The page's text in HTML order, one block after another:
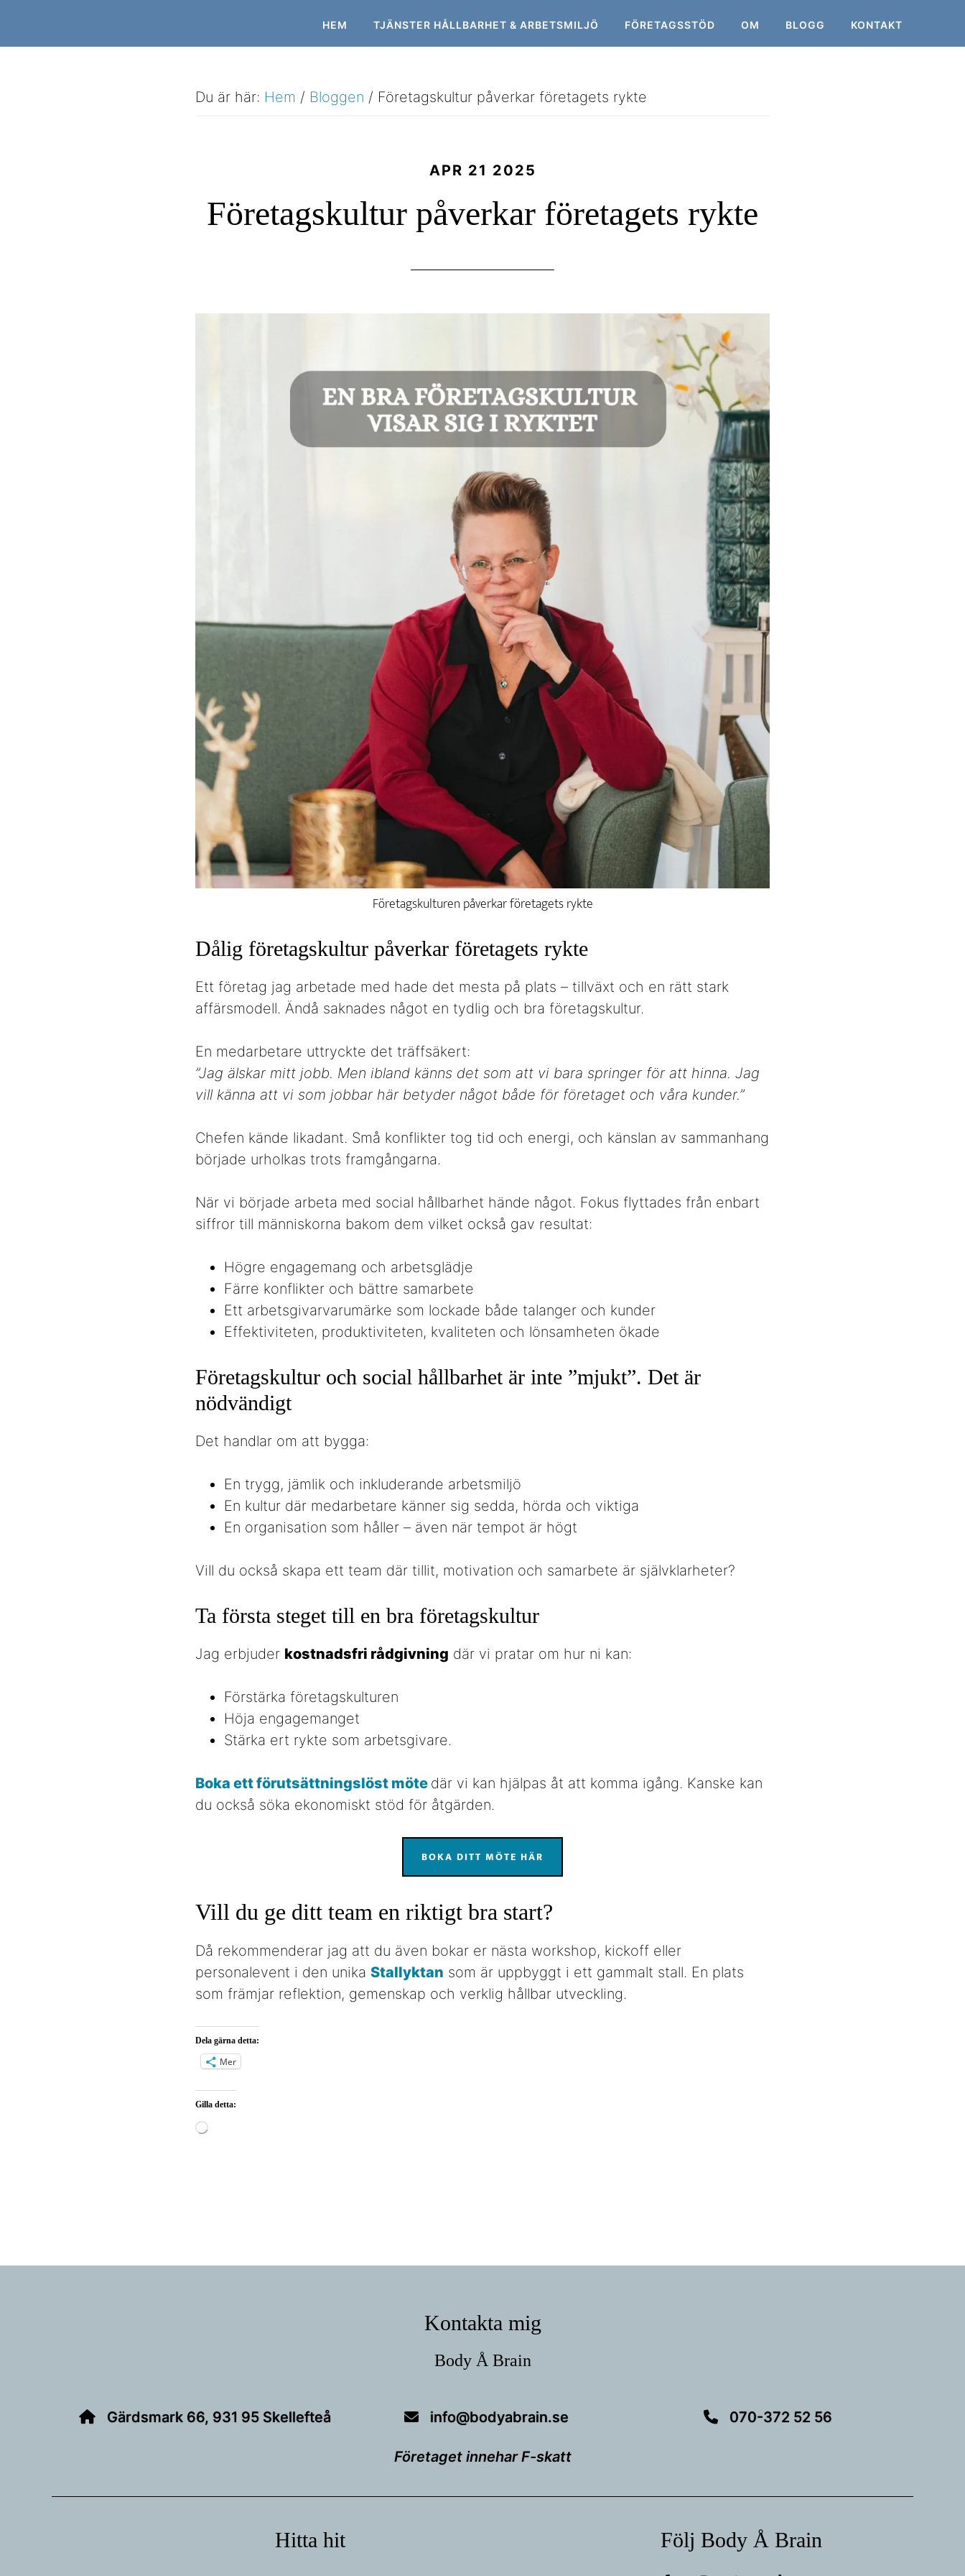
HEM TJÄNSTER HÅLLBARHET & ARBETSMILJÖ FÖRETAGSSTÖD OM BLOGG KONTAKT
Du är här: Hem / Bloggen / Företagskultur påverkar företagets rykte
APR 21 2025
Företagskultur påverkar företagets rykte
Företagskulturen påverkar företagets rykte
Dålig företagskultur påverkar företagets rykte
Ett företag jag arbetade med hade det mesta på plats – tillväxt och en rätt stark
affärsmodell. Ändå saknades något en tydlig och bra företagskultur.
En medarbetare uttryckte det träffsäkert:
”Jag älskar mitt jobb. Men ibland känns det som att vi bara springer för att hinna. Jag
vill känna att vi som jobbar här betyder något både för företaget och våra kunder.”
Chefen kände likadant. Små konflikter tog tid och energi, och känslan av sammanhang
började urholkas trots framgångarna.
När vi började arbeta med social hållbarhet hände något. Fokus flyttades från enbart
siffror till människorna bakom dem vilket också gav resultat:
Högre engagemang och arbetsglädje
Färre konflikter och bättre samarbete
Ett arbetsgivarvarumärke som lockade både talanger och kunder
Effektiviteten, produktiviteten, kvaliteten och lönsamheten ökade
Företagskultur och social hållbarhet är inte ”mjukt”. Det är
nödvändigt
Det handlar om att bygga:
En trygg, jämlik och inkluderande arbetsmiljö
En kultur där medarbetare känner sig sedda, hörda och viktiga
En organisation som håller – även när tempot är högt
Vill du också skapa ett team där tillit, motivation och samarbete är självklarheter?
Ta första steget till en bra företagskultur
Jag erbjuder kostnadsfri rådgivning där vi pratar om hur ni kan:
Förstärka företagskulturen
Höja engagemanget
Stärka ert rykte som arbetsgivare.
Boka ett förutsättningslöst möte där vi kan hjälpas åt att komma igång. Kanske kan
du också söka ekonomiskt stöd för åtgärden.
BOKA DITT MÖTE HÄR
Vill du ge ditt team en riktigt bra start?
Då rekommenderar jag att du även bokar er nästa workshop, kickoff eller
personalevent i den unika Stallyktan som är uppbyggt i ett gammalt stall. En plats
som främjar reflektion, gemenskap och verklig hållbar utveckling.
Dela gärna detta:
Mer
Gilla detta:
Laddar
Kontakta mig
Body Å Brain
Gärdsmark 66, 931 95 Skellefteå info@bodyabrain.se 070-372 52 56
Företaget innehar F-skatt
Hitta hit Följ Body Å Brain